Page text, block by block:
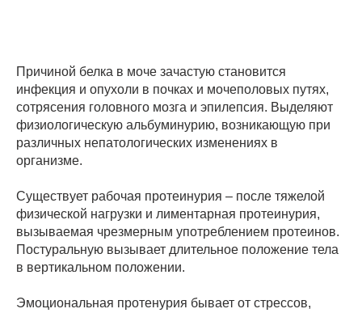
Причиной белка в моче зачастую становится
инфекция и опухоли в почках и мочеполовых путях,
сотрясения головного мозга и эпилепсия. Выделяют
физиологическую альбуминурию, возникающую при
различных непатологических изменениях в
организме.
Существует рабочая протеинурия – после тяжелой
физической нагрузки и лиментарная протеинурия,
вызываемая чрезмерным употреблением протеинов.
Постуральную вызывает длительное положение тела
в вертикальном положении.
Эмоциональная протенурия бывает от стрессов,